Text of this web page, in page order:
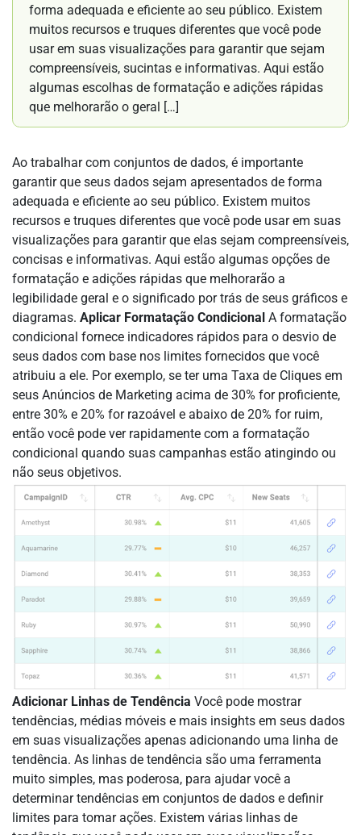
forma adequada e eficiente ao seu público. Existem
muitos recursos e truques diferentes que você pode
usar em suas visualizações para garantir que sejam
compreensíveis, sucintas e informativas. Aqui estão
algumas escolhas de formatação e adições rápidas
que melhorarão o geral […]
Ao trabalhar com conjuntos de dados, é importante
garantir que seus dados sejam apresentados de forma
adequada e eficiente ao seu público. Existem muitos
recursos e truques diferentes que você pode usar em suas
visualizações para garantir que elas sejam compreensíveis,
concisas e informativas. Aqui estão algumas opções de
formatação e adições rápidas que melhorarão a
legibilidade geral e o significado por trás de seus gráficos e
diagramas. Aplicar Formatação Condicional A formatação
condicional fornece indicadores rápidos para o desvio de
seus dados com base nos limites fornecidos que você
atribuiu a ele. Por exemplo, se ter uma Taxa de Cliques em
seus Anúncios de Marketing acima de 30% for proficiente,
entre 30% e 20% for razoável e abaixo de 20% for ruim,
então você pode ver rapidamente com a formatação
condicional quando suas campanhas estão atingindo ou
não seus objetivos.
Adicionar Linhas de Tendência Você pode mostrar
tendências, médias móveis e mais insights em seus dados
em suas visualizações apenas adicionando uma linha de
tendência. As linhas de tendência são uma ferramenta
muito simples, mas poderosa, para ajudar você a
determinar tendências em conjuntos de dados e definir
limites para tomar ações. Existem várias linhas de